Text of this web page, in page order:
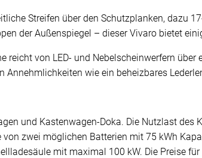
Streifen über den Schutzplanken, dazu
der Außenspiegel – dieser Vivaro bietet
reicht von LED- und Nebelscheinwerfern
wie ein beheizbares
und Kastenwagen-Doka. Die Nutzlast
zwei möglichen Batterien mit 75 kWh
mit maximal 100 kW. Die Preise